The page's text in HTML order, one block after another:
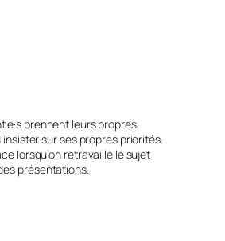
prennent leurs propres
sur ses propres priorités.
lorsqu’on retravaille le sujet
présentations.